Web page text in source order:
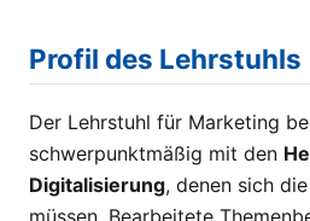
Profil des Lehrstuhls
Der Lehrstuhl für Marketing
schwerpunktmäßig mit den
Digitalisierung, denen sich